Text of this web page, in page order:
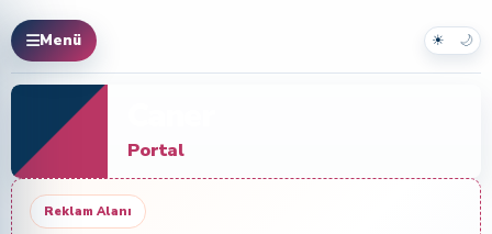
Menü ☀ 🌙
Portal
Reklam Alanı